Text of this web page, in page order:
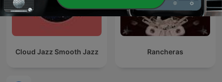
Cloud Jazz Smooth Jazz Rancheras